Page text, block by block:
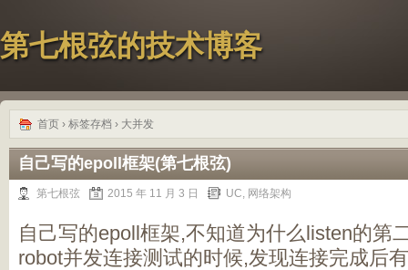
第七根弦的技术博客
首页 › 标签存档 › 大并发
自己写的epoll框架(第七根弦)
第七根弦 2015 年 11 月 3 日 UC, 网络架构
自己写的epoll框架,不知道为什么listen的第
robot并发连接测试的时候,发现连接完成后